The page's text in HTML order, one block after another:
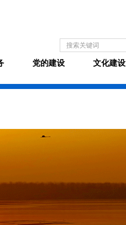
党的建设 文化建设